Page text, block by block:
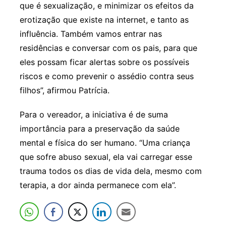
que é sexualização, e minimizar os efeitos da
erotização que existe na internet, e tanto as
influência. Também vamos entrar nas
residências e conversar com os pais, para que
eles possam ficar alertas sobre os possíveis
riscos e como prevenir o assédio contra seus
filhos”, afirmou Patrícia.
Para o vereador, a iniciativa é de suma
importância para a preservação da saúde
mental e física do ser humano. “Uma criança
que sofre abuso sexual, ela vai carregar esse
trauma todos os dias de vida dela, mesmo com
terapia, a dor ainda permanece com ela”.